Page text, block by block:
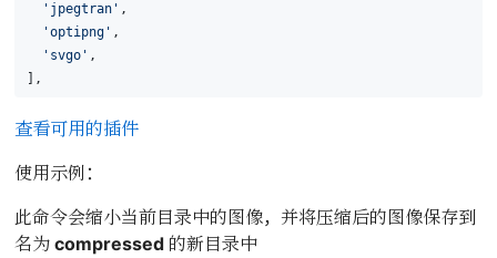
'jpegtran' ,
'optipng' ,
'svgo' ,
],
查看可用的插件
使用示例：
此命令会缩小当前目录中的图像，并将压缩后的图像保存到
名为compressed 的新目录中